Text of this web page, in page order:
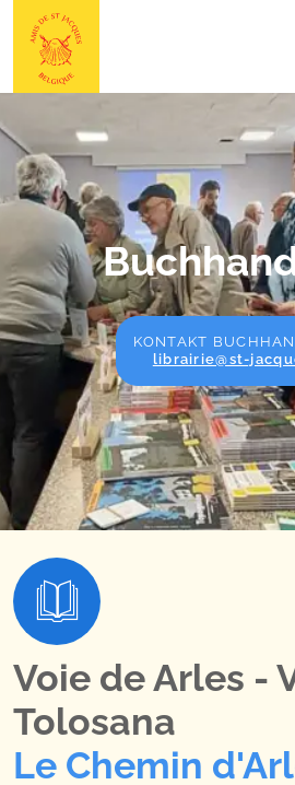
KONTAKT
librairie@st-
Voie de Arles -
Tolosana
Le Chemin